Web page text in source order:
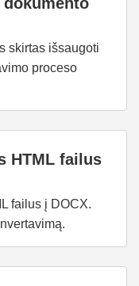
skirtas išsaugoti
proceso
HTML failus
failus į DOCX.